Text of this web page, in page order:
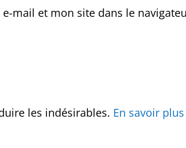
mail et mon site dans le
les indésirables. En savoir